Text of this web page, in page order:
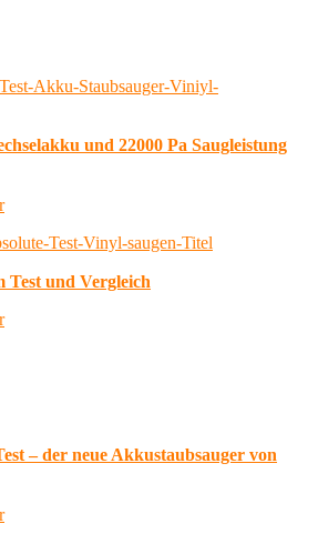
und 22000 Pa Saugleistung
Test und Vergleich
– der neue Akkustaubsauger von